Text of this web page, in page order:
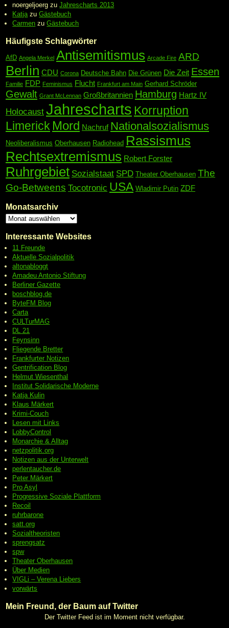
noergeljoerg zuJahrescharts 2013
Katja zuGästebuch
Carmen zuGästebuch
Häufigste Schlagwörter
AfD Angela Merkel Antisemitismus Arcade Fire ARD
Berlin CDU Corona Deutsche Bahn Die Grünen Die Zeit Essen
Familie FDP Feminismus Flucht Frankfurt am Main Gerhard Schröder
Gewalt Grant McLennan Großbritannien Hamburg Hartz IV
Holocaust Jahrescharts Korruption
Limerick Mord Nachruf Nationalsozialismus
Neoliberalismus Oberhausen Radiohead Rassismus
Rechtsextremismus Robert Forster
Ruhrgebiet Sozialstaat SPD Theater Oberhausen The
Go-Betweens Tocotronic USA Wladimir Putin ZDF
Monatsarchiv
Interessante Websites
11 Freunde
Aktuelle Sozialpolitik
altonabloggt
Amadeu Antonio Stiftung
Berliner Gazette
boschblog.de
ByteFM Blog
Carta
CULTurMAG
DL 21
Feynsinn
Fliegende Bretter
Frankfurter Notizen
Gentrification Blog
Helmut Wiesenthal
Institut Solidarische Moderne
Katja Kulin
Klaus Märkert
Krimi-Couch
Lesen mit Links
LobbyControl
Monarchie & Alltag
netzpolitik.org
Notizen aus der Unterwelt
perlentaucher.de
Peter Märkert
Pro Asyl
ProgressiveSoziale Plattform
Recoil
ruhrbarone
satt.org
Sozialtheoristen
sprengsatz
spw
Theater Oberhausen
Über Medien
VIGLi – Verena Liebers
vorwärts
Mein Freund, der Baum auf Twitter
Der Twitter Feed ist im Moment nicht verfügbar.